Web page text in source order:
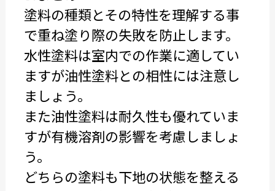
塗料の種類とその特性を理解する事
で重ね塗り際の失敗を防止します。
水性塗料は室内での作業に適してい
ますが油性塗料との相性には注意し
ましょう。
また油性塗料は耐久性も優れていま
すが有機溶剤の影響を考慮しましょ
う。
どちらの塗料も下地の状態を整える